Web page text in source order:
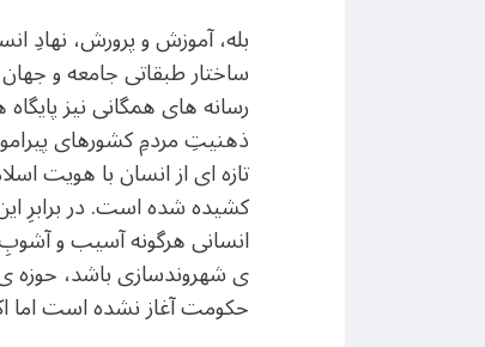
بله، آموزش و پرورش، نهادِ
ساختار طبقاتی جامعه و
رسانه های همگانی نیز
ذهنیتِ مردمِ کشورهای
تازه ای از انسان با هویت
کشیده شده است. در برابرِ
انسانی هرگونه آسیب و
ی شهروندسازی باشد، حوزه ی
حکومت آغاز نشده است اما